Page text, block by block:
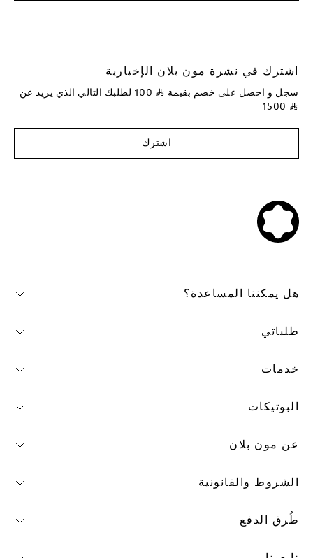
اشترك في نشرة مون بلان الإخبارية
سجل و احصل على خصم بقيمة ⃁
لطلبك التالي الذي يزيد عن
⃁
اشترك
طُرق الدفع
هل يمكننا المساعدة؟
طلباتي
خدمات
البوتيكات
عن مون بلان
الشروط والقانونية